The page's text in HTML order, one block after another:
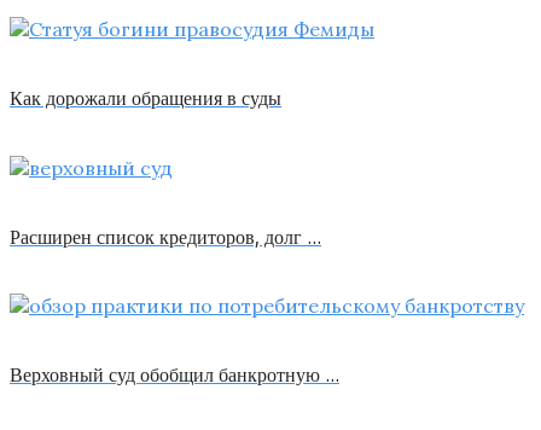
Как дорожали обращения в суды
Расширен список кредиторов, долг …
Верховный суд обобщил банкротную …